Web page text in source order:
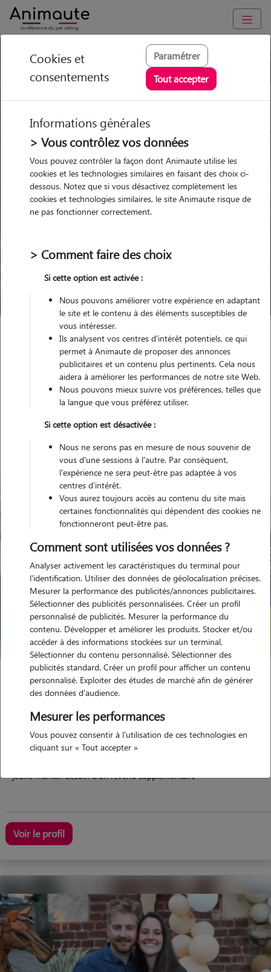
Trouvez votre gardien idéal !
Garde
chez le Pet Sitter
Garde
chez le Pet Sitter Visites
Visites
Pour quel animal ?
Trouver mon Pet Sitter
Garde animaux France Bretagne
Cotes-d'Armor
Nos gardiens à Dinan
Marine
Quevert 22100
maison possède des animaux
jeune maman besoin d'un revenu supplémentaire
Voir le profil
Cookies et
consentements
Paramétrer
Tout accepter
Informations générales
> Vous contrôlez vos données
Vous pouvez contrôler la façon dont Animaute utilise les
cookies et les technologies similaires en faisant des choix ci-
dessous. Notez que si vous désactivez complètement les
cookies et technologies similaires, le site Animaute risque de
ne pas fonctionner correctement.
> Comment faire des choix
Si cette option est activée :
Nous pouvons améliorer votre expérience en adaptant
le site et le contenu à des éléments susceptibles de
vous intéresser.
Ils analysent vos centres d'intérêt potentiels, ce qui
permet à Animaute de proposer des annonces
publicitaires et un contenu plus pertinents. Cela nous
aidera à améliorer les performances de notre site Web.
Nous pouvons mieux suivre vos préférences, telles que
la langue que vous préférez utiliser.
Si cette option est désactivée :
Nous ne serons pas en mesure de nous souvenir de
vous d'une sessions à l'autre. Par conséquent,
l'expérience ne sera peut-être pas adaptée à vos
centres d'intérêt.
Vous aurez toujours accès au contenu du site mais
certaines fonctionnalités qui dépendent des cookies ne
fonctionneront peut-être pas.
Comment sont utilisées vos données ?
Analyser activement les caractéristiques du terminal pour
l'identification. Utiliser des données de géolocalisation précises.
Mesurer la performance des publicités/annonces publicitaires.
Sélectionner des publicités personnalisées. Créer un profil
personnalisé de publicités. Mesurer la performance du
contenu. Développer et améliorer les produits. Stocker et/ou
accéder à des informations stockées sur un terminal.
Sélectionner du contenu personnalisé. Sélectionner des
publicités standard. Créer un profil pour afficher un contenu
personnalisé. Exploiter des études de marché afin de générer
des données d'audience.
Mesurer les performances
Vous pouvez consentir à l'utilisation de ces technologies en
cliquant sur « Tout accepter »